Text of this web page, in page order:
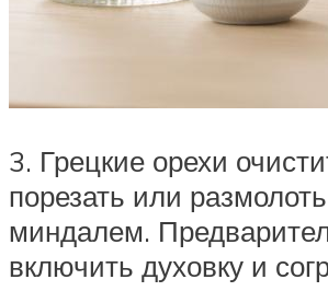
3. Грецкие орехи
порезать или
миндалем.
включить духовку и